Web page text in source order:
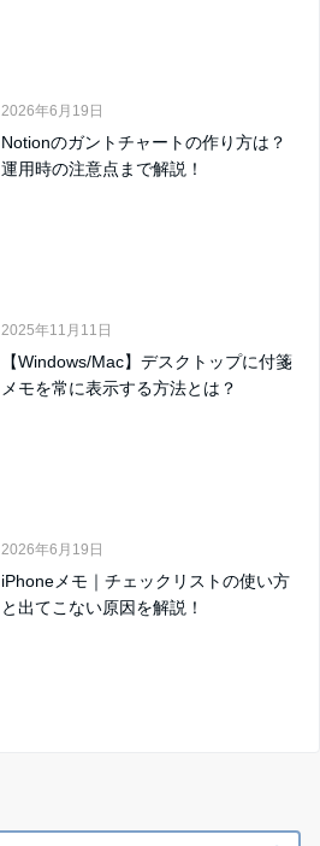
2026年6月19日
Notionのガントチャートの作り方は？
運用時の注意点まで解説！
2025年11月11日
【Windows/Mac】デスクトップに付箋
メモを常に表示する方法とは？
2026年6月19日
iPhoneメモ｜チェックリストの使い方
と出てこない原因を解説！